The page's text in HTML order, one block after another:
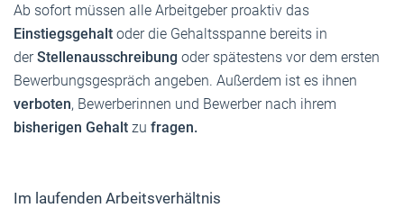
Ab sofort müssen alle Arbeitgeber proaktiv das
Einstiegsgehalt oder die Gehaltsspanne bereits in
derStellenausschreibung oder spätestens vor dem ersten
Bewerbungsgespräch angeben. Außerdem ist es ihnen
verboten, Bewerberinnen und Bewerber nach ihrem
bisherigen Gehalt zu fragen.
Im laufenden Arbeitsverhältnis